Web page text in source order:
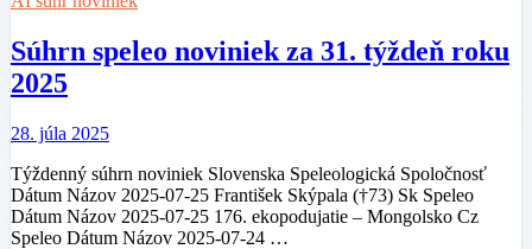
Súhrn speleo noviniek za 31. týždeň roku
2025
28. júla 2025
Týždenný súhrn noviniek Slovenska Speleologická Spoločnosť
Dátum Názov 2025-07-25 František Skýpala (†73) Sk Speleo
Dátum Názov 2025-07-25 176. ekopodujatie – Mongolsko Cz
Speleo Dátum Názov 2025-07-24 …